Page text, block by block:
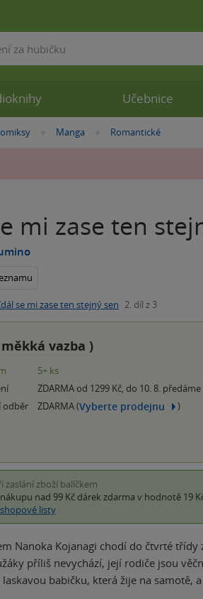
»
Manga »
Romantické
mi zase ten
se mi zase ten stejný sen 2. díl z 3
měkká vazba )
5+ ks
ZDARMA od 1299 Kč, do 10. 8.
odběr
ZDARMA (Vyberte prodejnu )
zaslání zboží balíčkem
nad 99 Kč dárek zdarma v hodnotě 19
shopové listy
Nanoka Kojanagi chodí do čtvrté
příliš nevychází, její rodiče jsou
laskavou babičku, která žije na samotě,
Učebnice